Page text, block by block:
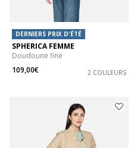
DERNIERS PRIX D'ÉTÉ
SPHERICA FEMME
Doudoune fine
109,00€
2 COULEURS